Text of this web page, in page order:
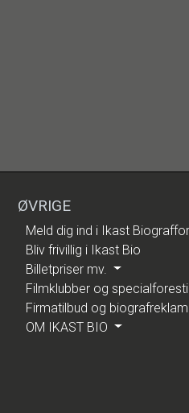
ØVRIGE
Meld dig ind i Ikast
Bliv frivillig i Ikast Bio
Billetpriser mv.
Filmklubber og
Firmatilbud og
OM IKAST BIO